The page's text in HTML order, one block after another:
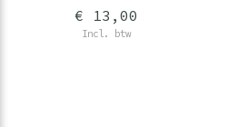
€ 13,00
Incl. btw